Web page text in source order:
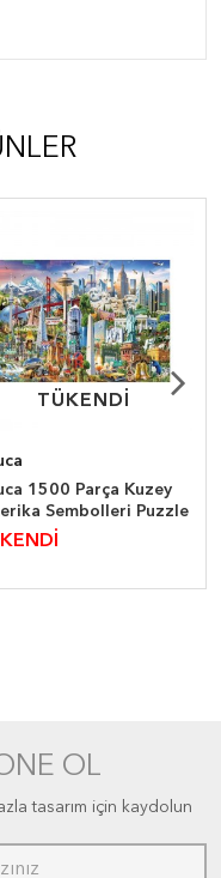
TÜKENDİ
TÜKENDİ
1500 Parça Kuzey
Sembolleri Puzzle
OL
tasarım için kaydolun